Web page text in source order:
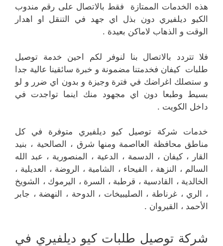
هذه الخدمات الممتازة فقط بالاتصال على رقم مندوب
الكيو ديلفيري دون بذل اي جهد في التنقل او اهدار
الوقت و الذهاب لاماكن بعيدة .
فلا تتردد بالاتصال بنا لنوفر لكم احين خدمة توصيل
طلبات كيفان فخدمتنا مضمونة و خبرة سائقينا عالية جدا
و ستصلك اغراضك في فترة وجيزة و بدون اي ضرر و لو
بسيط وطبعا دون اي مجهود منك اينما تواجدت في
داخل الكويت .
خدمات شركة توصيل كيو ديلفيري متوفرة في كل
مناطق محافظة العااصمة ومنها شرق ، الصالحية ، بنيد
القار ، كيفان ، الدسمة ، الدعية ، المنصورية ، عبد الله
السالم ، النزهة ، الفيحاء ، الشامية ، الروضة ، العديلية ،
الخالدية ، القادسية ، قرطبة ، السرة ، اليرموك ، الشويخ
، الري ، غرناطة ، الصليبيخات ، الدوحة ، النهضة ، جابر
الأحمد ، القيروان .
شركة توصيل طلبات كيو ديلفيري في